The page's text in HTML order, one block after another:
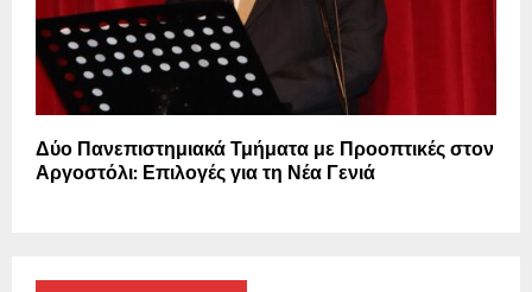
Δύο Πανεπιστημιακά Τμήματα με Προοπτικές στον
Αργοστόλι: Επιλογές για τη Νέα Γενιά